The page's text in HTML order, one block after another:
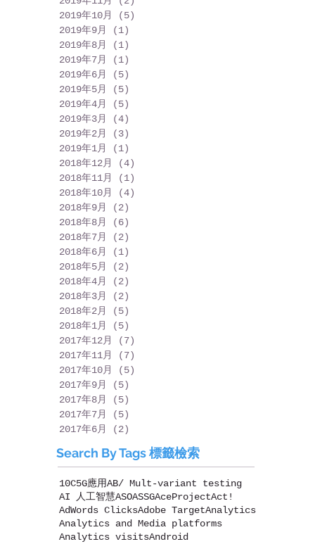
2019年10月
(5)
2019年9月
(1)
2019年8月
(1)
2019年7月
(1)
2019年6月
(5)
2019年5月
(5)
2019年4月
(5)
2019年3月
(4)
2019年2月
(3)
2019年1月
(1)
2018年12月
(4)
2018年11月
(1)
2018年10月
(4)
2018年9月
(2)
2018年8月
(6)
2018年7月
(2)
2018年6月
(1)
2018年5月
(2)
2018年4月
(2)
2018年3月
(2)
2018年2月
(5)
2018年1月
(5)
2017年12月
(7)
2017年11月
(7)
2017年10月
(5)
2017年9月
(5)
2017年8月
(5)
2017年7月
(5)
2017年6月
(2)
Search By Tags 標籤檢索
10C5G應用AB/ Mult-variant testing
AI 人工智慧ASOASSGAceProjectAct!
AdWords ClicksAdobe TargetAnalytics
Analytics and Media platforms
Analytics visitsAndroid